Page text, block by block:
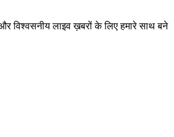
विश्वसनीय लाइव ख़बरों के लिए हमारे साथ बने